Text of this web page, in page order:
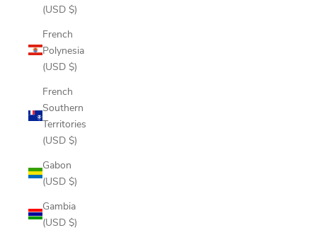
(USD $)
French
Polynesia
(USD $)
French
Southern
Territories
(USD $)
Gabon
(USD $)
Gambia
(USD $)